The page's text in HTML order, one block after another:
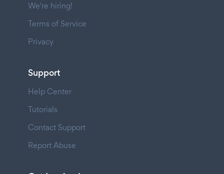
We're hiring!
Terms of Service
Privacy
Support
Help Center
Tutorials
Contact Support
Report Abuse